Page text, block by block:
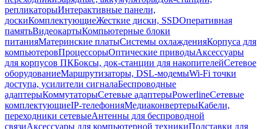
репликаторыИнтерактивные панели,
доскиКомплектующиеЖесткие диски, SSDОперативная
памятьВидеокартыКомпьютерные блоки
питанияМатеринские платыСистемы охлажденияКорпуса для
компьютеровПроцессорыОптические приводыАксессуары
для корпусов ПКБоксы, док-станции для накопителейСетевое
оборудованиеМаршрутизаторы, DSL-модемыWi-Fi точки
доступа, усилители сигналаБеспроводные
адаптерыКоммутаторыСетевые адаптерыPowerlineСетевые
комплектующиеIP-телефонияМедиаконвертерыКабели,
переходники сетевыеАнтенны для беспроводной
связиАксессуары для компьютерной техникиПодставки для